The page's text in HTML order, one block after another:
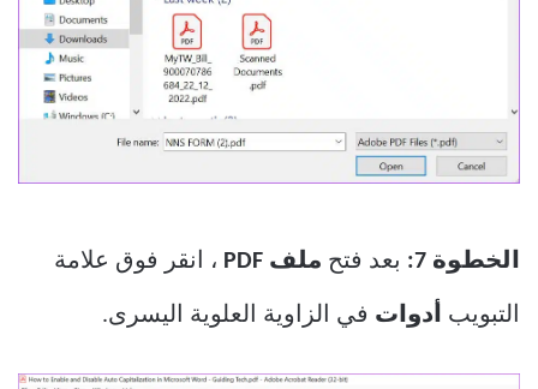
الخطوة 7: بعد فتح ملف PDF ، انقر فوق علامة
التبويب أدوات في الزاوية العلوية اليسرى.